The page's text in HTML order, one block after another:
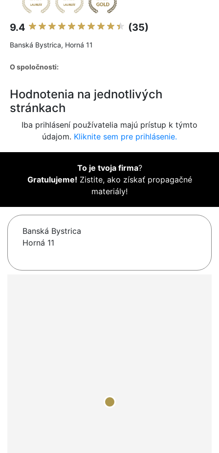
9.4 (35)
Banská Bystrica, Horná 11
O spoločnosti:
Hodnotenia na jednotlivých
stránkach
Iba prihlásení používatelia majú prístup k týmto
údajom. Kliknite sem pre prihlásenie.
To je tvoja firma?
Gratulujeme! Zistite, ako získať propagačné
materiály!
Banská Bystrica
Horná 11